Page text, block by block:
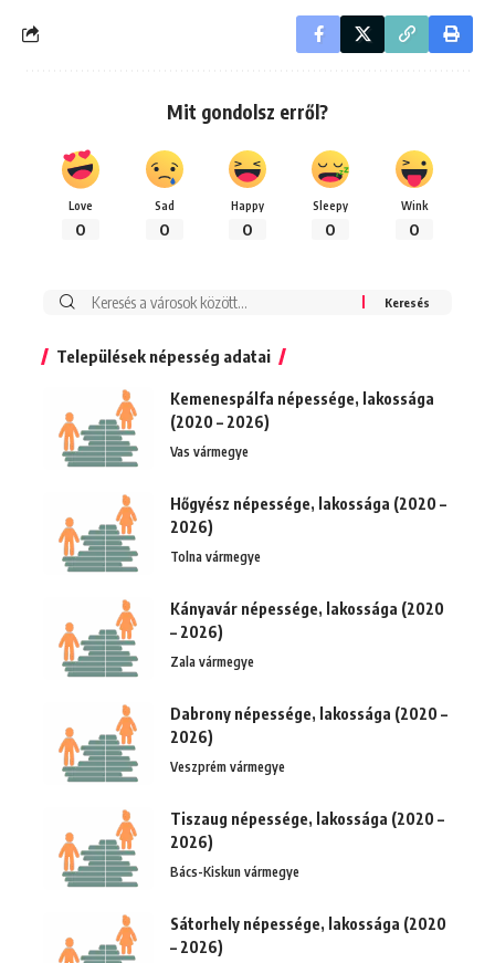
Mit gondolsz erről?
Love
0
Sad
0
Happy
0
Sleepy
0
Wink
0
Keresés:
Települések népesség adatai
Kemenespálfa népessége, lakossága
(2020 – 2026)
Vas vármegye
Hőgyész népessége, lakossága (2020 –
2026)
Tolna vármegye
Kányavár népessége, lakossága (2020
– 2026)
Zala vármegye
Dabrony népessége, lakossága (2020 –
2026)
Veszprém vármegye
Tiszaug népessége, lakossága (2020 –
2026)
Bács-Kiskun vármegye
Sátorhely népessége, lakossága (2020
– 2026)